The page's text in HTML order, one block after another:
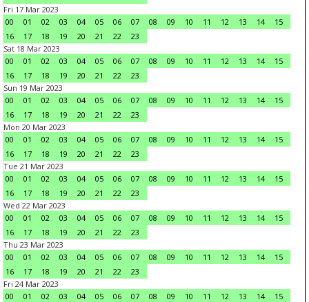
Fri 17 Mar 2023
00
01 02 03 04 05 06 07 08 09 10 11 12 13 14
15
16
17 18 19 20 21 22
23
Sat 18 Mar 2023
00
01 02 03 04 05 06 07 08 09 10 11 12 13 14
15
16
17 18 19 20 21 22
23
Sun 19 Mar 2023
00
01 02 03 04 05 06 07 08 09 10 11 12 13 14
15
16
17 18 19 20 21 22
23
Mon 20 Mar 2023
00
01 02 03 04 05 06 07 08 09 10 11 12 13 14
15
16
17 18 19 20 21 22
23
Tue 21 Mar 2023
00
01 02 03 04 05 06 07 08 09 10 11 12 13 14
15
16
17 18 19 20 21 22
23
Wed 22 Mar 2023
00
01 02 03 04 05 06 07 08 09 10 11 12 13 14
15
16
17 18 19 20 21 22
23
Thu 23 Mar 2023
00
01 02 03 04 05 06 07 08 09 10 11 12 13 14
15
16
17 18 19 20 21 22
23
Fri 24 Mar 2023
00
01 02 03 04 05 06 07 08 09 10 11 12 13 14
15